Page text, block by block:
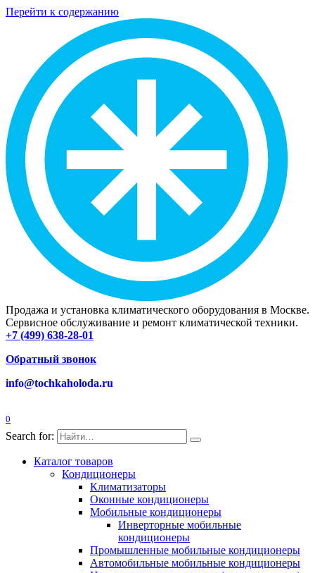
Перейти к содержанию
Продажа и установка климатического оборудования в Москве.
Сервисное обслуживание и ремонт климатической техники.
+7 (499) 638-28-01
Обратный звонок
info@tochkaholoda.ru
0
Search for:
Каталог товаров
Кондиционеры
Климатизаторы
Оконные кондиционеры
Мобильные кондиционеры
Инверторные мобильные
кондиционеры
Промышленные мобильные кондиционеры
Автомобильные мобильные кондиционеры